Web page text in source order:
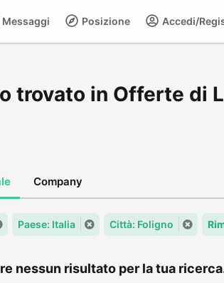
Accedi/
Posizione
Messaggi
trovato in Offerte di
Company
Paese: Italia Città: Foligno
nessun risultato per la tua